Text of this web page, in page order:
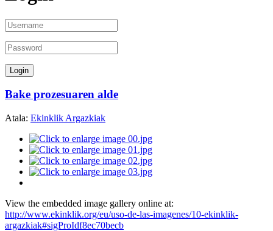
Bake prozesuaren alde
Atala: Ekinklik Argazkiak
View the embedded image gallery online at:
http://www.ekinklik.org/eu/uso-de-las-imagenes/10-ekinklik-
argazkiak#sigProIdf8ec70becb